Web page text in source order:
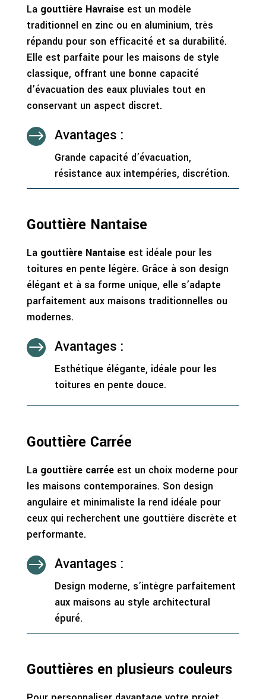
La gouttière Havraiseest un modèle
traditionnel en zinc ou en aluminium, très
répandu pour son efficacité et sa durabilité.
Elle est parfaite pour les maisons de style
classique, offrant une bonne capacité
d’évacuation des eaux pluviales tout en
conservant un aspect discret.
$ Avantages :
Grande capacité d’évacuation,
résistance aux intempéries, discrétion.
Gouttière Nantaise
La gouttière Nantaiseest idéale pour les
toitures en pente légère. Grâce à son design
élégant et à sa forme unique, elle s’adapte
parfaitement aux maisons traditionnelles ou
modernes.
$ Avantages :
Esthétique élégante, idéale pour les
toitures en pente douce.
Gouttière Carrée
La gouttière carréeest un choix moderne pour
les maisons contemporaines. Son design
angulaire et minimaliste la rend idéale pour
ceux qui recherchent une gouttière discrète et
performante.
$ Avantages :
Design moderne, s’intègre parfaitement
aux maisons au style architectural
épuré.
Gouttières en plusieurs couleurs